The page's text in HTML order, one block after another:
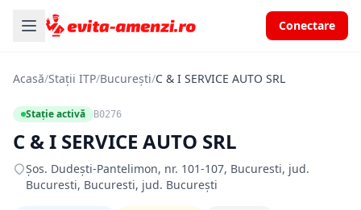
Conectare
Acasă/Stații ITP/București/C & I SERVICE AUTO SRL
Stație activă B0276
C & I SERVICE AUTO SRL
Şos. Dudeşti-Pantelimon, nr. 101-107, Bucuresti, jud.
Bucuresti, Bucuresti, jud. București